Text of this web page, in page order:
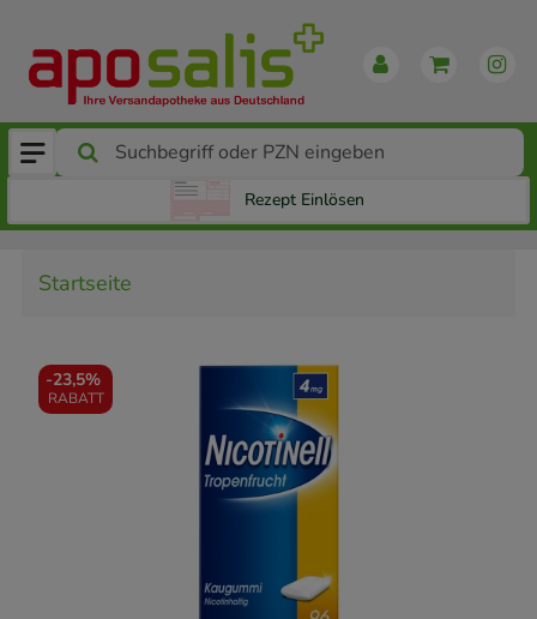
Rezept Einlösen
Startseite
-23,5%
RABATT